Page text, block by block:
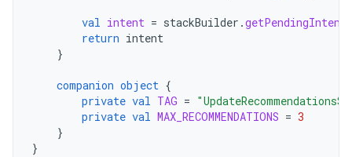
val intent = stackBuilder .getPendingIntent
return intent
}
companion object {
private val TAG =
private val MAX_RECOMMENDATIONS = 3
}
}